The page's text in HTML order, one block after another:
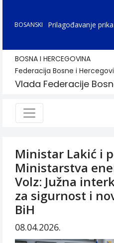
BOSANSKI Prilagođavanje
BOSNA I HERCEGOVINA
Federacija Bosne i
Vlada Federacije
Ministar Lakić i
Ministarstva
Volz: Južna
za sigurnost i
BiH
08.04.2026.